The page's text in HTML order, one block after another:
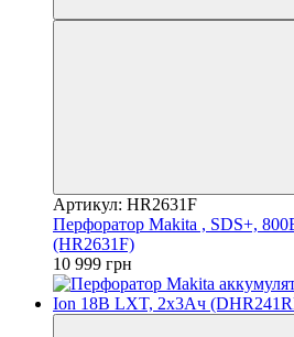
Артикул: HR2631F
Перфоратор Makita , SDS+,
(HR2631F)
10 999 грн